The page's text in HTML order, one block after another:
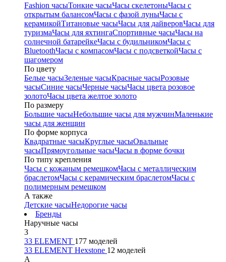
Fashion часыТонкие часыЧасы скелетоныЧасы с
открытым балансомЧасы с фазой луныЧасы с
керамикойТитановые часыЧасы для дайверовЧасы для
туризмаЧасы для яхтингаСпортивные часыЧасы на
солнечной батарейкеЧасы с будильникомЧасы с
BluetoothЧасы с компасомЧасы с подсветкойЧасы с
шагомером
По цвету
Белые часыЗеленые часыКрасные часыРозовые
часыСиние часыЧерные часыЧасы цвета розовое
золотоЧасы цвета желтое золото
По размеру
Большие часыНебольшие часы для мужчинМаленькие
часы для женщин
По форме корпуса
Квадратные часыКруглые часыОвальные
часыПрямоугольные часыЧасы в форме бочки
По типу крепления
Часы с кожаным ремешкомЧасы с металлическим
браслетомЧасы с керамическим браслетомЧасы с
полимерным ремешком
А также
Детские часыНедорогие часы
Бренды
Наручные часы
3
33 ELEMENT 177 моделей
33 ELEMENT Hexstone 12 моделей
A